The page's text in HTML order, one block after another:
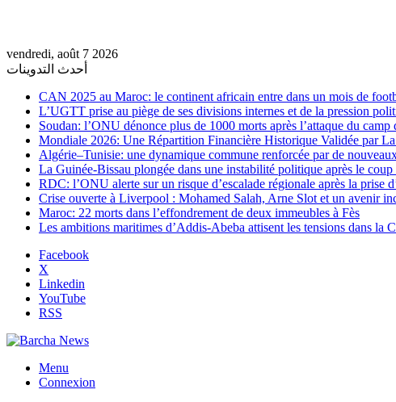
vendredi, août 7 2026
أحدث التدوينات
CAN 2025 au Maroc: le continent africain entre dans un mois de
L’UGTT prise au piège de ses divisions internes et de la pression
Soudan: l’ONU dénonce plus de 1000 morts après l’attaque du camp
Mondiale 2026: Une Répartition Financière Historique Validée par
Algérie–Tunisie: une dynamique commune renforcée par de
La Guinée-Bissau plongée dans une instabilité politique après le
RDC: l’ONU alerte sur un risque d’escalade régionale après la prise
Crise ouverte à Liverpool : Mohamed Salah, Arne Slot et un avenir
Maroc: 22 morts dans l’effondrement de deux immeubles à Fès
Les ambitions maritimes d’Addis-Abeba attisent les tensions dans la
Facebook
X
Linkedin
YouTube
RSS
Menu
Connexion